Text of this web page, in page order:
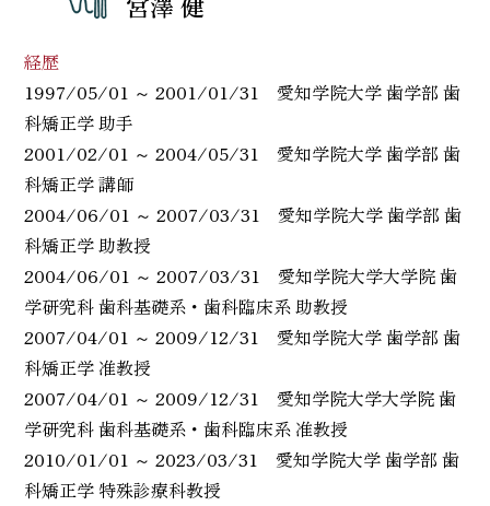
経歴
1997/05/01 ～ 2001/01/31 愛知学院大学 歯学部 歯
科矯正学 助手
2001/02/01 ～ 2004/05/31 愛知学院大学 歯学部 歯
科矯正学 講師
2004/06/01 ～ 2007/03/31 愛知学院大学 歯学部 歯
科矯正学 助教授
2004/06/01 ～ 2007/03/31 愛知学院大学大学院 歯
学研究科 歯科基礎系・歯科臨床系 助教授
2007/04/01 ～ 2009/12/31 愛知学院大学 歯学部 歯
科矯正学 准教授
2007/04/01 ～ 2009/12/31 愛知学院大学大学院 歯
学研究科 歯科基礎系・歯科臨床系 准教授
2010/01/01 ～ 2023/03/31 愛知学院大学 歯学部 歯
科矯正学 特殊診療科教授